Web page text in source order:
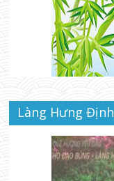
Làng Hưng Định